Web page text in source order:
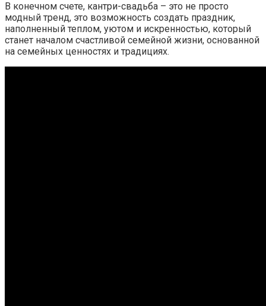
В конечном счете, кантри-свадьба – это не просто
модный тренд, это возможность создать праздник,
наполненный теплом, уютом и искренностью, который
станет началом счастливой семейной жизни, основанной
на семейных ценностях и традициях.